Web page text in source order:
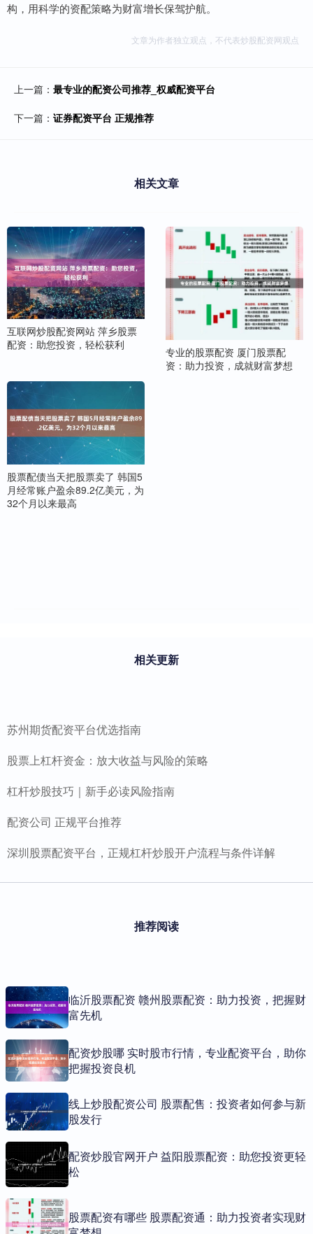
构，用科学的资配策略为财富增长保驾护航。
文章为作者独立观点，不代表炒股配资网观点
上一篇： 最专业的配资公司推荐_权威配资平台
下一篇： 证券配资平台 正规推荐
相关文章
互联网炒股配资网站 萍乡股票
配资：助您投资，轻松获利
专业的股票配资 厦门股票配
资：助力投资，成就财富梦想
股票配债当天把股票卖了 韩国5
月经常账户盈余89.2亿美元，为
32个月以来最高
相关更新
苏州期货配资平台优选指南
股票上杠杆资金：放大收益与风险的策略
杠杆炒股技巧｜新手必读风险指南
配资公司 正规平台推荐
深圳股票配资平台，正规杠杆炒股开户流程与条件详解
推荐阅读
临沂股票配资 赣州股票配资：助力投资，把握财
富先机
配资炒股哪 实时股市行情，专业配资平台，助你
把握投资良机
线上炒股配资公司 股票配售：投资者如何参与新
股发行
配资炒股官网开户 益阳股票配资：助您投资更轻
松
股票配资有哪些 股票配资通：助力投资者实现财